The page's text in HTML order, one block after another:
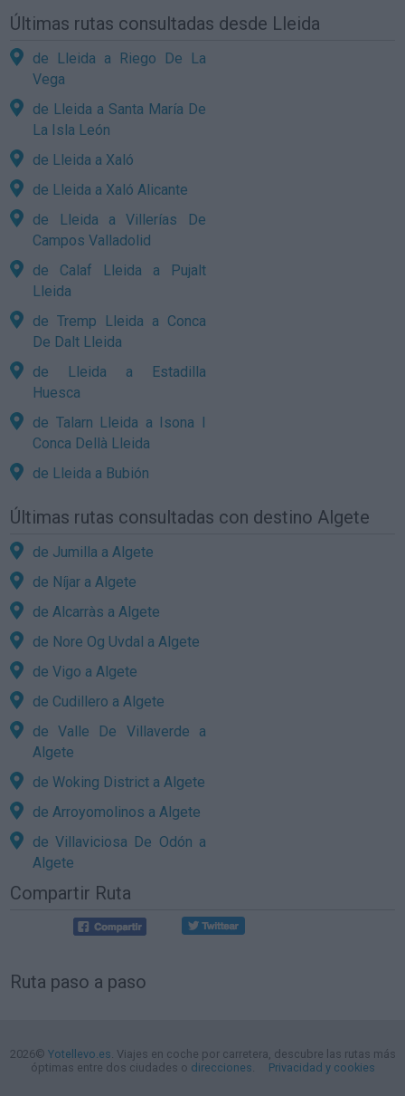
Últimas rutas consultadas desde Lleida
de Lleida a Riego De La
Vega
de Lleida a Santa María De
La Isla León
de Lleida a Xaló
de Lleida a Xaló Alicante
de Lleida a Villerías De
Campos Valladolid
de Calaf Lleida a Pujalt
Lleida
de Tremp Lleida a Conca
De Dalt Lleida
de Lleida a Estadilla
Huesca
de Talarn Lleida a Isona I
Conca Dellà Lleida
de Lleida a Bubión
Últimas rutas consultadas con destino Algete
de Jumilla a Algete
de Níjar a Algete
de Alcarràs a Algete
de Nore Og Uvdal a Algete
de Vigo a Algete
de Cudillero a Algete
de Valle De Villaverde a
Algete
de Woking District a Algete
de Arroyomolinos a Algete
de Villaviciosa De Odón a
Algete
Compartir Ruta
Ruta paso a paso
2026© Yotellevo.es. Viajes en coche por carretera, descubre las rutas más
óptimas entre dos ciudades o direcciones. Privacidad y cookies